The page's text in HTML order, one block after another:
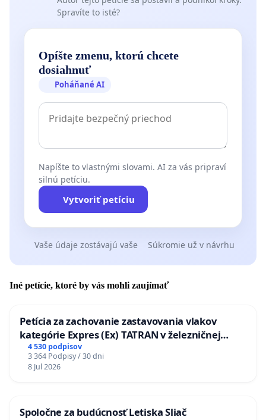
Spravíte to isté?
Opíšte zmenu, ktorú chcete
dosiahnuť
Poháňané AI
Napíšte to vlastnými slovami. AI za vás pripraví
silnú petíciu.
Vytvoriť petíciu
Vaše údaje zostávajú vaše Súkromie už v návrhu
Iné petície, ktoré by vás mohli zaujímať
Petícia za zachovanie zastavovania vlakov
kategórie Expres (Ex) TATRAN v železničnej
stanici Púchov
4 530 podpisov
3 364 Podpisy / 30 dni
8 Jul 2026
Spoločne za budúcnosť Letiska Sliač